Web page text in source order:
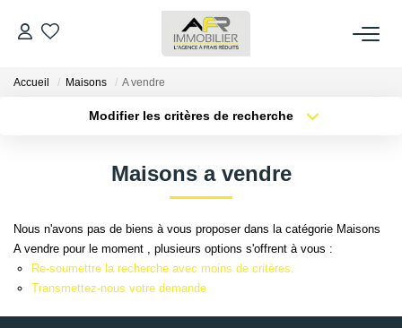
ACHETER
ESTIMER
FAIRE GÉRER
Accueil Maisons A vendre
Modifier les critères de recherche
Budget max Plus de critères
Maisons a vendre
Nous n'avons pas de biens à vous proposer dans la catégorie Maisons
A vendre pour le moment , plusieurs options s'offrent à vous :
Re-soumettre la recherche avec moins de critères.
Transmettez-nous votre demande